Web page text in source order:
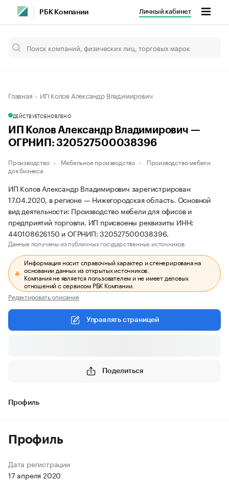
РБК Компании Личный кабинет
Главная ИП Колов Александр Владимирович
ДЕЙСТВУЕТОБНОВЛЕНО
ИП Колов Александр Владимирович —
ОГРНИП: 320527500038396
Производство Мебельное производство
Производство мебели
для бизнеса
ИП Колов Александр Владимирович зарегистрирован
17.04.2020, в регионе — Нижегородская область. Основной
вид деятельности: Производство мебели для офисов и
предприятий торговли. ИП присвоены реквизиты ИНН:
440108626150 и ОГРНИП: 320527500038396.
Данные получены из публичных государственных источников.
Информация носит справочный характер и сгенерирована на
основании данных из открытых источников.
Компания не является пользователем и не имеет деловых
отношений с сервисом РБК Компании.
Редактировать описание
Управлять страницей
Поделиться
Профиль
Профиль
Дата регистрации
17 апреля 2020